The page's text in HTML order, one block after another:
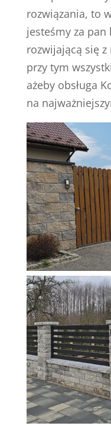
rozwiązania, to
jesteśmy za
rozwijającą się
przy tym
ażeby obsługa
na